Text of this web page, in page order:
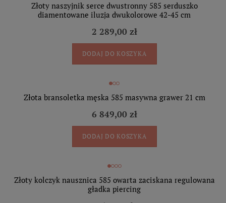
Złoty naszyjnik serce dwustronny 585 serduszko
diamentowane iluzja dwukolorowe 42-45 cm
2 289,00 zł
DODAJ DO KOSZYKA
Złota bransoletka męska 585 masywna grawer 21 cm
6 849,00 zł
DODAJ DO KOSZYKA
Złoty kolczyk nausznica 585 owarta zaciskana regulowana
gładka piercing